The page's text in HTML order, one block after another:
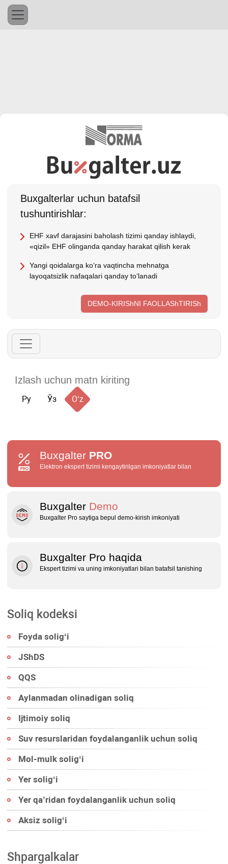
Buхgalterlar uchun batafsil
tushuntirishlar:
EHF хavf darajasini baholash tizimi qanday ishlaydi,
«qizil» EHF olinganda qanday harakat qilish kerak
Yangi qoidalarga koʻra vaqtincha mehnatga
layoqatsizlik nafaqalari qanday toʻlanadi
DEMO-KIRIShNI FAOLLAShTIRISh
Ру Ўз Oʻz
Buxgalter PRO
Elektron ekspert tizimi kengaytirilgan imkoniyatlar bilan
Buxgalter Demo
Buxgalter Pro saytiga bepul demo‑kirish imkoniyati
Buxgalter Pro haqida
Ekspert tizimi va uning imkoniyatlari bilan batafsil tanishing
Soliq kodeksi
Foyda soligʻi
JShDS
QQS
Aylanmadan olinadigan soliq
Ijtimoiy soliq
Suv resurslaridan foydalanganlik uchun soliq
Mol-mulk soligʻi
Yer soligʻi
Yer qa’ridan foydalanganlik uchun soliq
Aksiz soligʻi
Shpargalkalar